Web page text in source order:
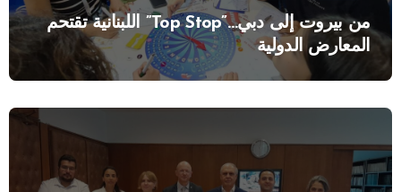
من بيروت إلى دبي…”Top Stop” اللبنانية تقتحم
المعارض الدولية